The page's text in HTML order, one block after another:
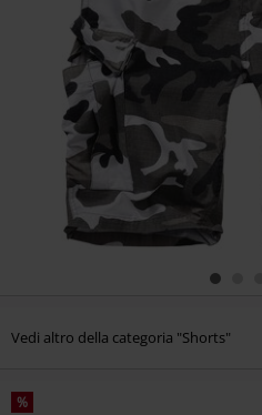
Vedi altro della categoria "Shorts"
%